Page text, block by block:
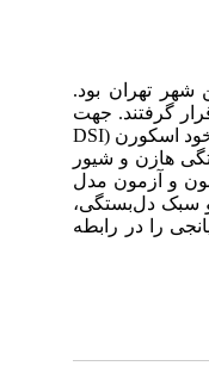
تهران بود.
قرار گرفتند. جهت
(
DSI
هازن و شیور
و آزمون مدل
و سبک دل‌بستگی،
را در رابطه